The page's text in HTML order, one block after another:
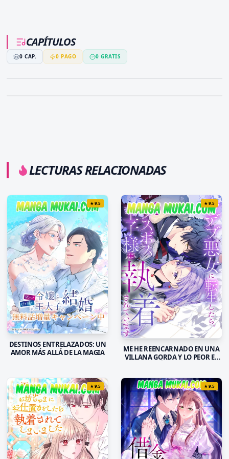
CAPÍTULOS
0 CAP. 0 PAGO 0 GRATIS
LECTURAS RELACIONADAS
★9.5
DESTINOS ENTRELAZADOS: UN
AMOR MÁS ALLÁ DE LA MAGIA
★9.5
ME HE REENCARNADO EN UNA
VILLANA GORDA Y LO PEOR ES
★9.5 ★9.5